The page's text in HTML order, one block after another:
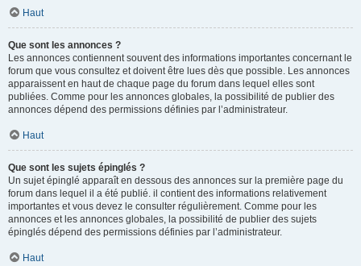
Haut
Que sont les annonces ?
Les annonces contiennent souvent des informations importantes concernant le
forum que vous consultez et doivent être lues dès que possible. Les annonces
apparaissent en haut de chaque page du forum dans lequel elles sont
publiées. Comme pour les annonces globales, la possibilité de publier des
annonces dépend des permissions définies par l’administrateur.
Haut
Que sont les sujets épinglés ?
Un sujet épinglé apparaît en dessous des annonces sur la première page du
forum dans lequel il a été publié. il contient des informations relativement
importantes et vous devez le consulter régulièrement. Comme pour les
annonces et les annonces globales, la possibilité de publier des sujets
épinglés dépend des permissions définies par l’administrateur.
Haut